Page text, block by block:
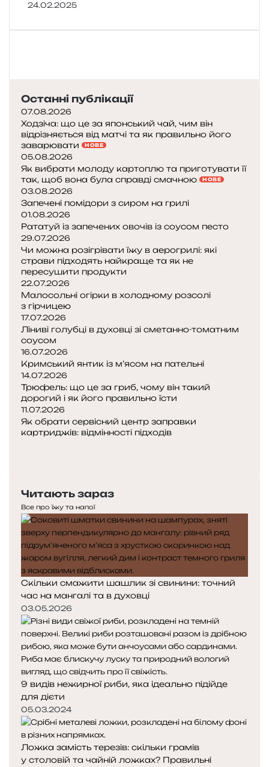
24.02.2025
Останні публікації
07.08.2026
Ходзіча: що це за японський чай, чим він
відрізняється від матчі та як правильно його
заварювати
НОВЕ
05.08.2026
Як вибрати молоду картоплю та приготувати її
так, щоб вона була справді смачною
НОВЕ
03.08.2026
Запечені помідори з сиром на грилі
01.08.2026
Рататуй із запечених овочів із соусом песто
29.07.2026
Чи можна розігрівати їжу в аерогрилі: які
страви підходять найкраще та як не
пересушити продукти
22.07.2026
Малосольні огірки в холодному розсолі
з гірчицею
17.07.2026
Ліниві голубці в духовці зі сметанно-томатним
соусом
16.07.2026
Кримський янтик із м’ясом на пательні
14.07.2026
Трюфель: що це за гриб, чому він такий
дорогий і як його правильно їсти
11.07.2026
Як обрати сервісний центр заправки
картриджів: відмінності підходів
Читають зараз
Все про їжу та напої
Скільки смажити шашлик зі свинини: точний
час на мангалі та в духовці
03.05.2026
9 видів нежирної риби, яка ідеально підійде
для дієти
05.03.2024
Ложка замість терезів: скільки грамів
у столовій та чайній ложках? Правильні